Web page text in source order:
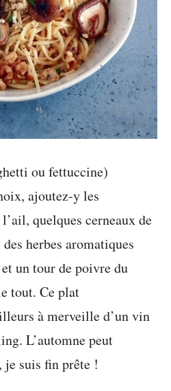
ou fettuccine)
ajoutez-y les
quelques cerneaux de
herbes aromatiques
un tour de poivre du
tout. Ce plat
à merveille d’un vin
L’automne peut
je suis fin prête !